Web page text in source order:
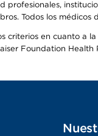
profesionales,
Todos los
criterios en cuanto a
Foundation